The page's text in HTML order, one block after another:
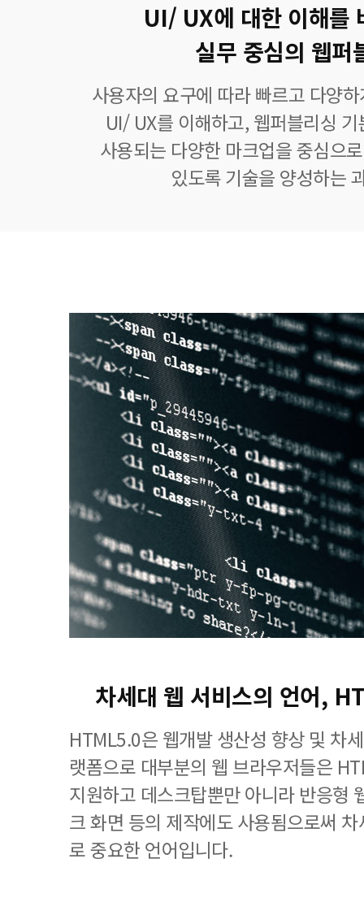
UI/ UX에 대한 이해를
실무 중심의 웹퍼
사용자의 요구에 따라 빠르고 다양
UI/ UX를 이해하고, 웹퍼블리싱
사용되는 다양한 마크업을 중심으
있도록 기술을 양성하는
차세대 웹 서비스의 언어,
HTML5.0은 웹개발 생산성 향상 및 차
랫폼으로 대부분의 웹 브라우저들은
지원하고 데스크탑뿐만 아니라 반응형
크 화면 등의 제작에도 사용됨으로써
로 중요한 언어입니다.